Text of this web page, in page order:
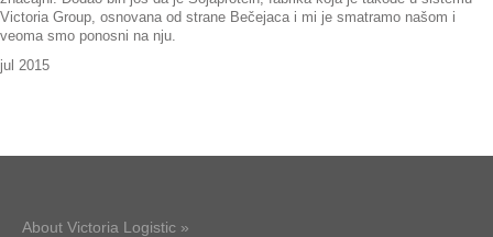
Victoria Group, osnovana od strane Bečejaca i mi je smatramo našom i
veoma smo ponosni na nju.
jul 2015
About Victoria Logistic »